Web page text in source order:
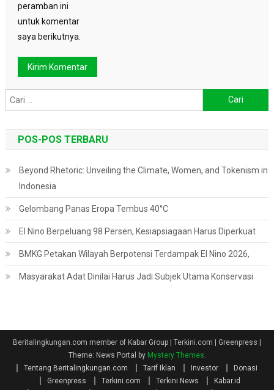
peramban ini
untuk komentar
saya berikutnya.
untuk:
POS-POS TERBARU
Beyond Rhetoric: Unveiling the Climate, Women, and Tokenism in
Indonesia
Gelombang Panas Eropa Tembus 40°C
El Nino Berpeluang 98 Persen, Kesiapsiagaan Harus Diperkuat
BMKG Petakan Wilayah Berpotensi Terdampak El Nino 2026,
Masyarakat Adat Dinilai Harus Jadi Subjek Utama Konservasi
Beritalingkungan.com member of Kabar Group | Terkini.com | Greenpress |
Theme: News Portal by Mystery Themes
Tentang Beritalingkungan.com
Tarif Iklan Investor
Donasi
Greenpress
Terkini.com Terkini News
Kabar.id